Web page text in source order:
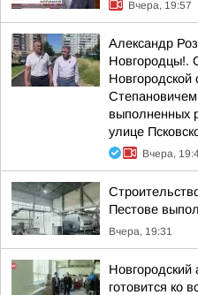
Вчера, 19:57
Александр
Новгородцы!.
Степановичем
выполненных
улице
Вчера,
Пестове
Вчера, 19:31
Новгородский
готовится ко